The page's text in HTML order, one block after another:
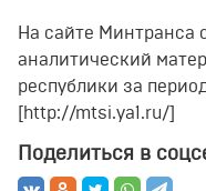
На сайте Минтранса
аналитический
республики за
[http://mtsi.ya1.ru/]
Поделиться в